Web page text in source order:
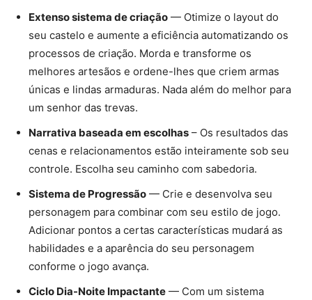
Extenso sistema de criação — Otimize o layout do
seu castelo e aumente a eficiência automatizando os
processos de criação. Morda e transforme os
melhores artesãos e ordene-lhes que criem armas
únicas e lindas armaduras. Nada além do melhor para
um senhor das trevas.
Narrativa baseada em escolhas – Os resultados das
cenas e relacionamentos estão inteiramente sob seu
controle. Escolha seu caminho com sabedoria.
Sistema de Progressão — Crie e desenvolva seu
personagem para combinar com seu estilo de jogo.
Adicionar pontos a certas características mudará as
habilidades e a aparência do seu personagem
conforme o jogo avança.
Ciclo Dia-Noite Impactante — Com um sistema